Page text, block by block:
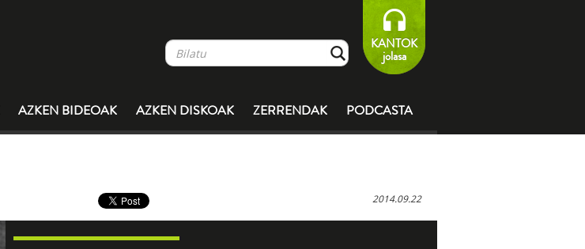
KANTOK
jolasa
AZKEN BIDEOAK AZKEN DISKOAK ZERRENDAK PODCASTA
2014.09.22